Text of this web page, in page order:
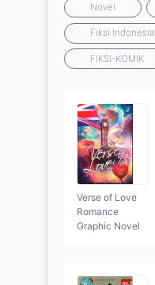
Novel
Fiksi Indonesia
FIKSI-KOMIK
Verse of Love
Romance
Graphic Novel